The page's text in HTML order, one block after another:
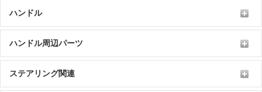
ハンドル
ハンドル周辺パーツ
ステアリング関連